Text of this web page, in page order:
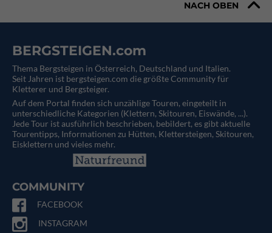
NACH OBEN
BERGSTEIGEN.com
Thema Bergsteigen in Österreich, Deutschland und Italien.
Seit Jahren ist bergsteigen.com die größte Community für
Kletterer und Bergsteiger.
Auf dem Portal finden sich unzählige Touren, eingeteilt in
unterschiedliche Kategorien (Klettern, Skitouren, Eiswände, ...).
Jede Tour ist ausführlich beschrieben, bebildert, es gibt aktuelle
Tourentipps, Informationen zu Hütten, Klettersteigen, Skitouren,
Eisklettern und vieles mehr.
COMMUNITY
FACEBOOK
INSTAGRAM